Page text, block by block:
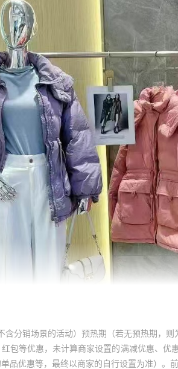
含分销场景的活动）预热期（若无预热期，
包等优惠，未计算商家设置的满减优惠、
品优惠等，最终以商家的自行设置为准）